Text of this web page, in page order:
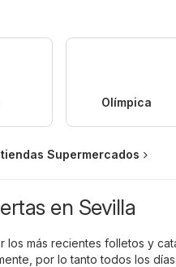
Olímpica
Supermercados
en Sevilla
los más recientes folletos y
por lo tanto todos los